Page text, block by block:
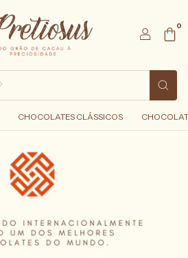
0
CHOCOLATES CLÁSSICOS